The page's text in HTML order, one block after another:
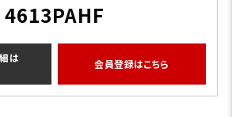
4613PAHF
は
会員登録はこちら